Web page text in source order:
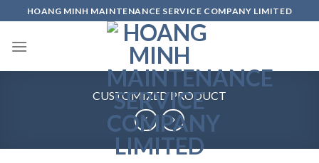
to
content
HOANG MINH MAINTENANCE SERVICE COMPANY LIMITED
CUSTOMIZED PRODUCT